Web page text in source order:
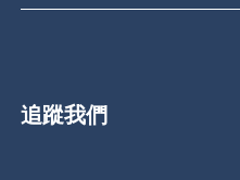
追蹤我們